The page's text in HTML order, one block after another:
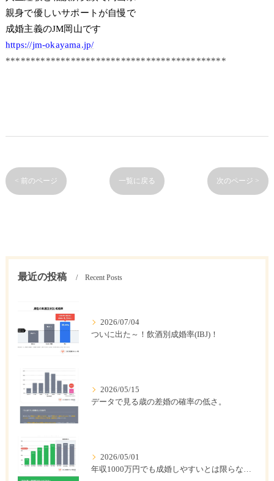
親身で優しいサポートが自慢で
成婚主義のJM岡山です
https://jm-okayama.jp/
********************************************
< 前のページ 一覧に戻る 次のページ >
最近の投稿 Recent Posts
2026/07/04
ついに出た～！飲酒別成婚率(IBJ)！
2026/05/15
データで見る歳の差婚の確率の低さ。
2026/05/01